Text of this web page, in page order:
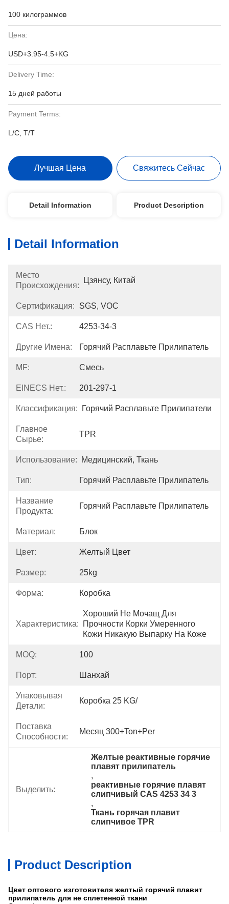
100 килограммов
Цена:
USD+3.95-4.5+KG
Delivery Time:
15 дней работы
Payment Terms:
L/C, T/T
Лучшая Цена Свяжитесь Сейчас
Detail Information Product Description
Detail Information
Место
Происхождения:
Цзянсу, Китай
Сертификация: SGS, VOC
CAS Нет.: 4253-34-3
Другие Имена: Горячий Расплавьте Прилипатель
MF: Смесь
EINECS Нет.: 201-297-1
Классификация: Горячий Расплавьте Прилипатели
Главное
Сырье:
TPR
Использование: Медицинский, Ткань
Тип: Горячий Расплавьте Прилипатель
Название
Продукта:
Горячий Расплавьте Прилипатель
Материал: Блок
Цвет: Желтый Цвет
Размер: 25kg
Форма: Коробка
Характеристика:
Хороший Не Мочащ Для
Прочности Корки Умеренного
Кожи Никакую Выпарку На Коже
MOQ: 100
Порт: Шанхай
Упаковывая
Детали:
Коробка 25 KG/
Поставка
Способности:
Месяц 300+Ton+per
Выделить:
Желтые реактивные горячие
плавят прилипатель
,
реактивные горячие плавят
слипчивый CAS 4253 34 3
,
Ткань горячая плавит
слипчивое TPR
Product Description
Цвет оптового изготовителя желтый горячий плавит
прилипатель для не сплетенной ткани